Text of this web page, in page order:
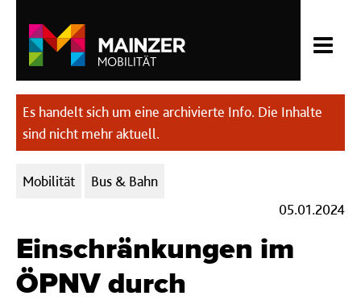
Es handelt sich um eine archivierte Info. Die Inhalte
sind nicht mehr aktuell.
Kategorien:
Mobilität
Bus & Bahn
05.01.2024
Einschränkungen im
ÖPNV durch